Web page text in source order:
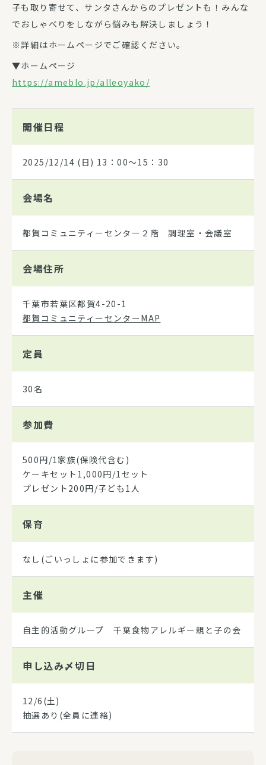
子も取り寄せて、サンタさんからのプレゼントも！みんな
でおしゃべりをしながら悩みも解決しましょう！
※詳細はホームページでご確認ください。
▼ホームページ
https://ameblo.jp/alleoyako/
開催日程
2025/12/14 (日) 13：00～15：30
会場名
都賀コミュニティーセンター２階 調理室・会議室
会場住所
千葉市若葉区都賀4-20-1
都賀コミュニティーセンターMAP
定員
30名
参加費
500円/1家族(保険代含む)
ケーキセット1,000円/1セット
プレゼント200円/子ども1人
保育
なし(ごいっしょに参加できます)
主催
自主的活動グループ 千葉食物アレルギー親と子の会
申し込み〆切日
12/6(土)
抽選あり(全員に連絡)